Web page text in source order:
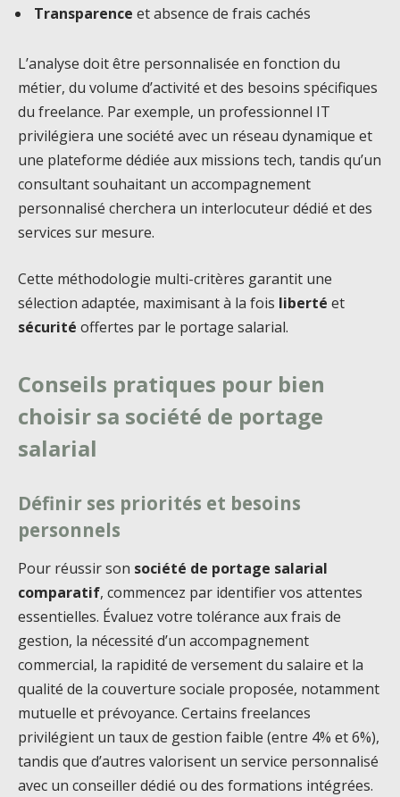
Transparence et absence de frais cachés
L’analyse doit être personnalisée en fonction du
métier, du volume d’activité et des besoins spécifiques
du freelance. Par exemple, un professionnel IT
privilégiera une société avec un réseau dynamique et
une plateforme dédiée aux missions tech, tandis qu’un
consultant souhaitant un accompagnement
personnalisé cherchera un interlocuteur dédié et des
services sur mesure.
Cette méthodologie multi-critères garantit une
sélection adaptée, maximisant à la fois liberté et
sécurité offertes par le portage salarial.
Conseils pratiques pour bien
choisir sa société de portage
salarial
Définir ses priorités et besoins
personnels
Pour réussir son société de portage salarial
comparatif, commencez par identifier vos attentes
essentielles. Évaluez votre tolérance aux frais de
gestion, la nécessité d’un accompagnement
commercial, la rapidité de versement du salaire et la
qualité de la couverture sociale proposée, notamment
mutuelle et prévoyance. Certains freelances
privilégient un taux de gestion faible (entre 4% et 6%),
tandis que d’autres valorisent un service personnalisé
avec un conseiller dédié ou des formations intégrées.